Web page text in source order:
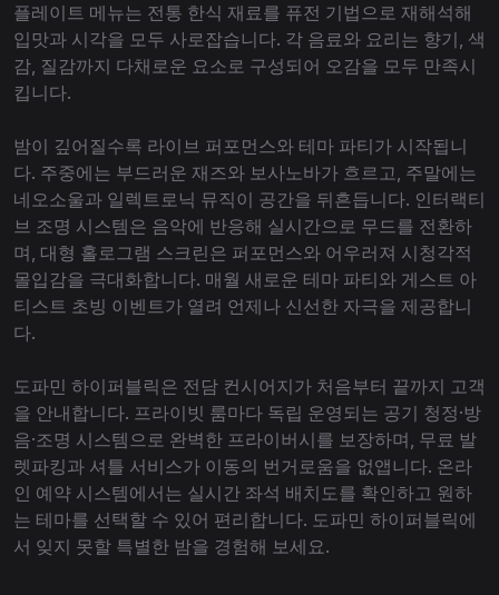
플레이트 메뉴는 전통 한식 재료를 퓨전 기법으로 재해석해
입맛과 시각을 모두 사로잡습니다. 각 음료와 요리는 향기, 색
감, 질감까지 다채로운 요소로 구성되어 오감을 모두 만족시
킵니다.
밤이 깊어질수록 라이브 퍼포먼스와 테마 파티가 시작됩니
다. 주중에는 부드러운 재즈와 보사노바가 흐르고, 주말에는
네오소울과 일렉트로닉 뮤직이 공간을 뒤흔듭니다. 인터랙티
브 조명 시스템은 음악에 반응해 실시간으로 무드를 전환하
며, 대형 홀로그램 스크린은 퍼포먼스와 어우러져 시청각적
몰입감을 극대화합니다. 매월 새로운 테마 파티와 게스트 아
티스트 초빙 이벤트가 열려 언제나 신선한 자극을 제공합니
다.
도파민 하이퍼블릭은 전담 컨시어지가 처음부터 끝까지 고객
을 안내합니다. 프라이빗 룸마다 독립 운영되는 공기 청정·방
음·조명 시스템으로 완벽한 프라이버시를 보장하며, 무료 발
렛파킹과 셔틀 서비스가 이동의 번거로움을 없앱니다. 온라
인 예약 시스템에서는 실시간 좌석 배치도를 확인하고 원하
는 테마를 선택할 수 있어 편리합니다. 도파민 하이퍼블릭에
서 잊지 못할 특별한 밤을 경험해 보세요.